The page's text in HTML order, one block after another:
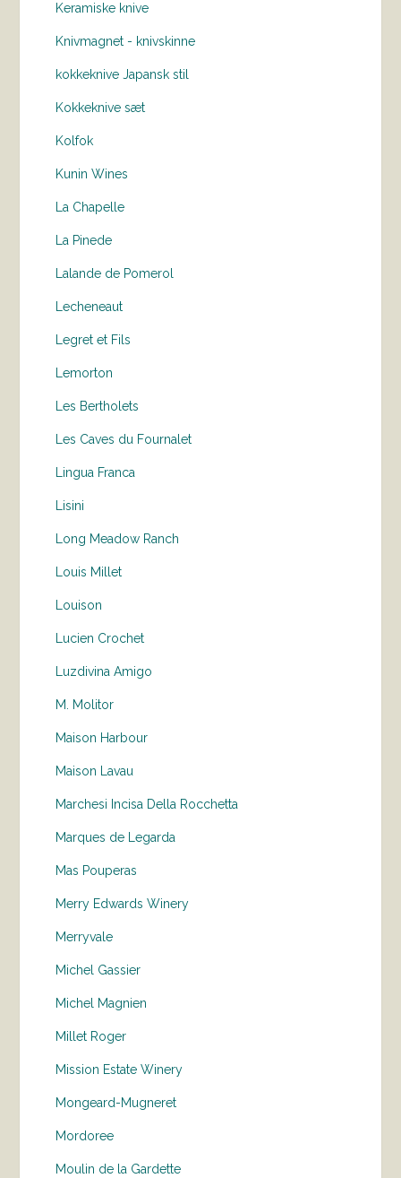
Keramiske knive
Knivmagnet - knivskinne
kokkeknive Japansk stil
Kokkeknive sæt
Kolfok
Kunin Wines
La Chapelle
La Pinede
Lalande de Pomerol
Lecheneaut
Legret et Fils
Lemorton
Les Bertholets
Les Caves du Fournalet
Lingua Franca
Lisini
Long Meadow Ranch
Louis Millet
Louison
Lucien Crochet
Luzdivina Amigo
M. Molitor
Maison Harbour
Maison Lavau
Marchesi Incisa Della Rocchetta
Marques de Legarda
Mas Pouperas
Merry Edwards Winery
Merryvale
Michel Gassier
Michel Magnien
Millet Roger
Mission Estate Winery
Mongeard-Mugneret
Mordoree
Moulin de la Gardette